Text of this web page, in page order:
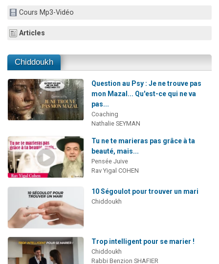
Cours Mp3-Vidéo
Articles
Chiddoukh
Question au Psy : Je ne trouve pas
mon Mazal... Qu'est-ce qui ne va
pas...
Coaching
Nathalie SEYMAN
Tu ne te marieras pas grâce à ta
beauté, mais...
Pensée Juive
Rav Yigal COHEN
10 Ségoulot pour trouver un mari
Chiddoukh
Trop intelligent pour se marier !
Chiddoukh
Rabbi Benzion SHAFIER